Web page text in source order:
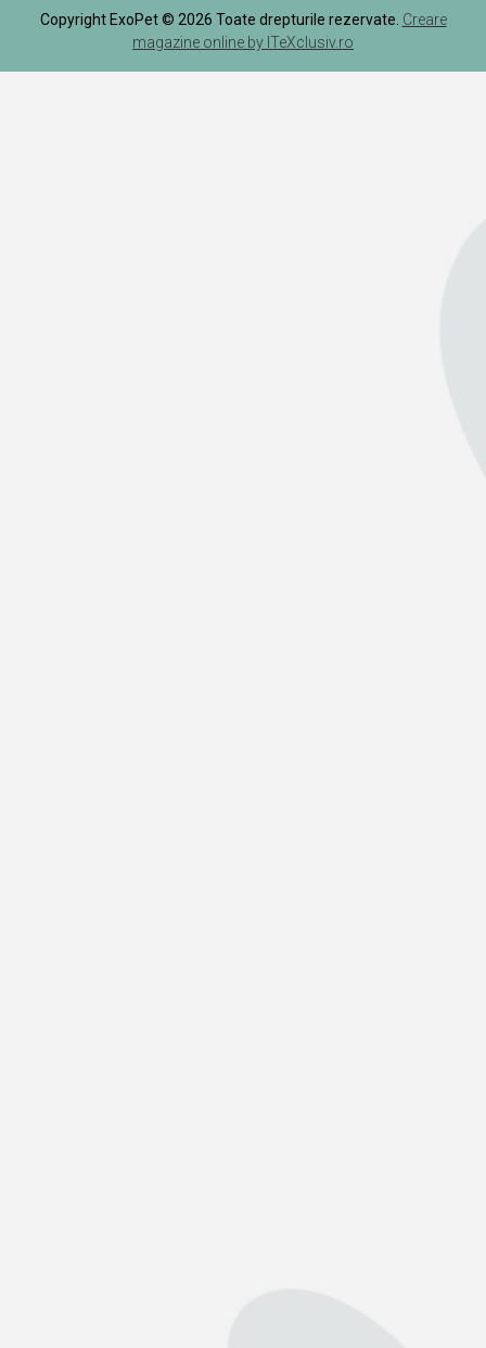
Copyright ExoPet © 2026 Toate drepturile rezervate. Creare
magazine online by ITeXclusiv.ro